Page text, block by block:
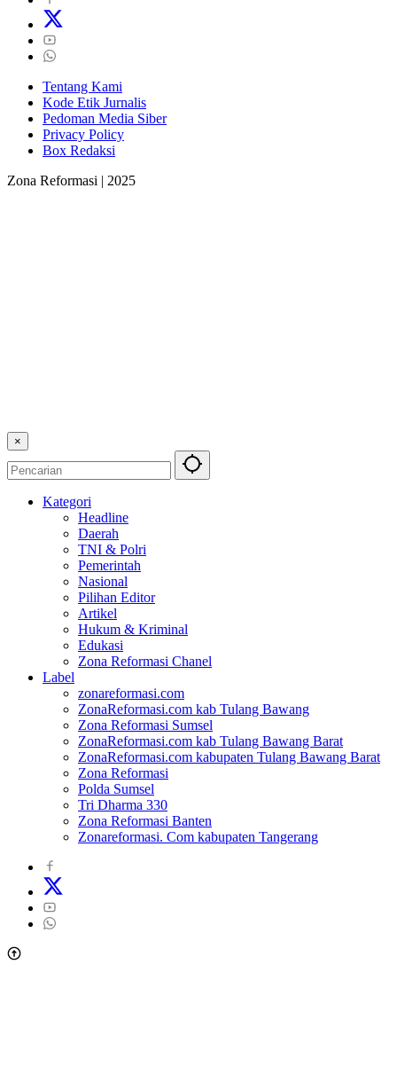
Tentang Kami
Kode Etik Jurnalis
Pedoman Media Siber
Privacy Policy
Box Redaksi
Zona Reformasi | 2025
×
Kategori
Headline
Daerah
TNI & Polri
Pemerintah
Nasional
Pilihan Editor
Artikel
Hukum & Kriminal
Edukasi
Zona Reformasi Chanel
Label
zonareformasi.com
ZonaReformasi.com kab Tulang Bawang
Zona Reformasi Sumsel
ZonaReformasi.com kab Tulang Bawang Barat
ZonaReformasi.com kabupaten Tulang Bawang Barat
Zona Reformasi
Polda Sumsel
Tri Dharma 330
Zona Reformasi Banten
Zonareformasi. Com kabupaten Tangerang